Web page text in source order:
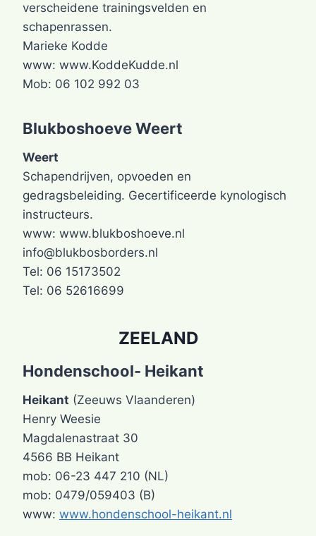
verscheidene trainingsvelden en
schapenrassen.
Marieke Kodde
www: www.KoddeKudde.nl
Mob: 06 102 992 03
Blukboshoeve Weert
Weert
Schapendrijven, opvoeden en
gedragsbeleiding. Gecertificeerde kynologisch
instructeurs.
www: www.blukboshoeve.nl
info@blukbosborders.nl
Tel: 06 15173502
Tel: 06 52616699
ZEELAND
Hondenschool- Heikant
Heikant (Zeeuws Vlaanderen)
Henry Weesie
Magdalenastraat 30
4566 BB Heikant
mob: 06-23 447 210 (NL)
mob: 0479/059403 (B)
www: www.hondenschool-heikant.nl